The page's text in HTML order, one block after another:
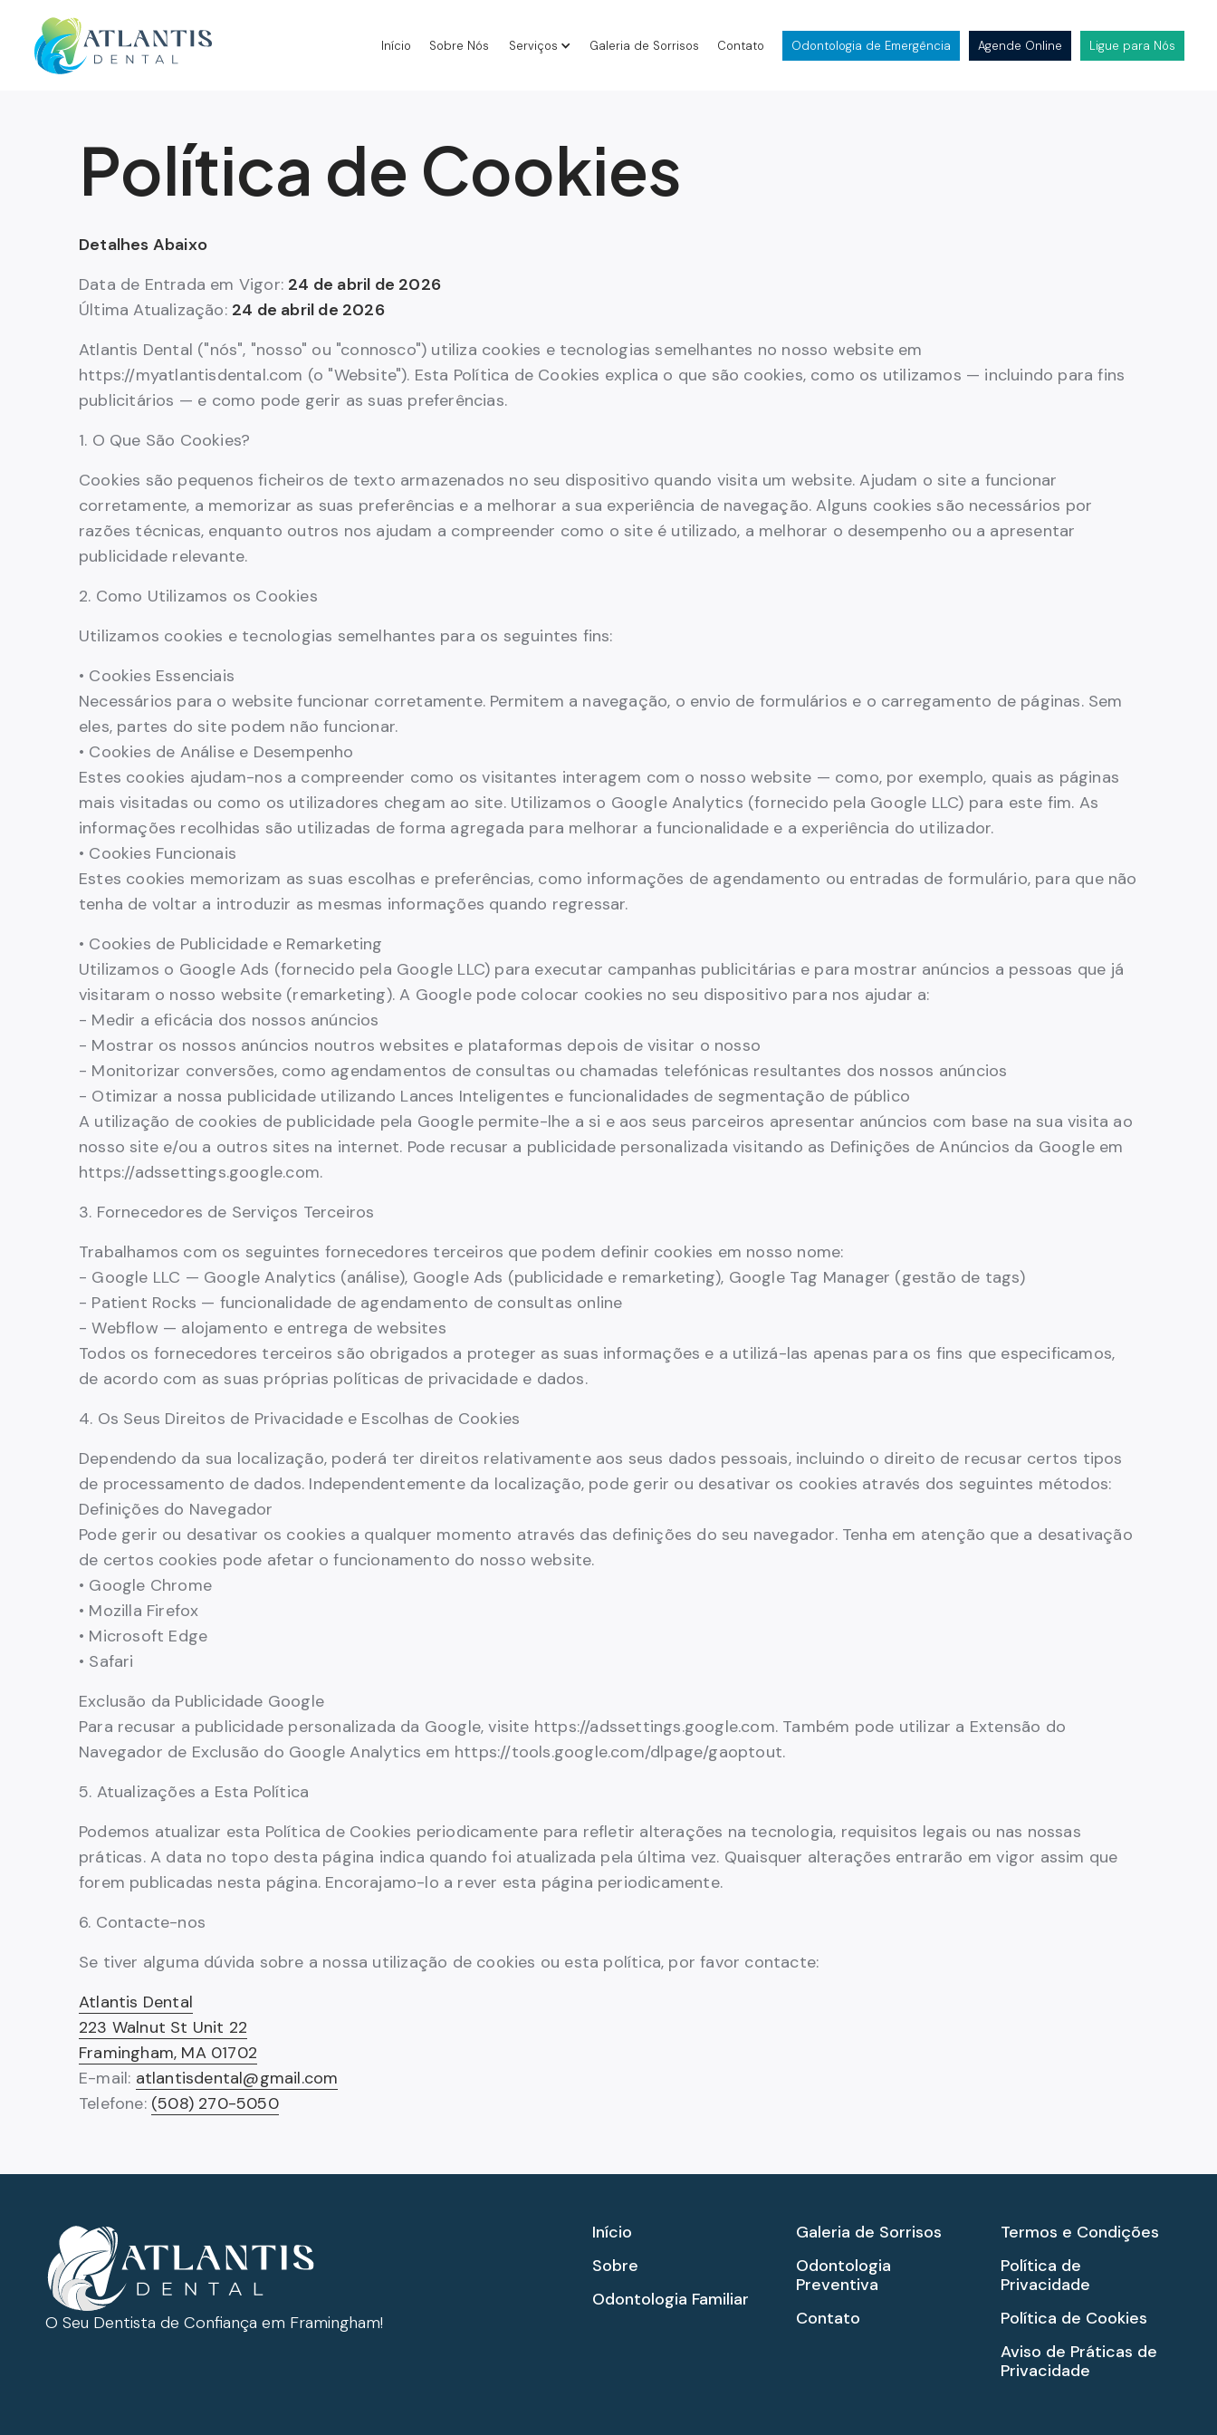
Início Sobre Nós Serviços Galeria de Sorrisos Contato Odontologia de Emergência Agende Online Ligue para Nós
Política de Cookies
Detalhes Abaixo
Data de Entrada em Vigor: 24 de abril de 2026
Última Atualização: 24 de abril de 2026
Atlantis Dental ("nós", "nosso" ou "connosco") utiliza cookies e tecnologias semelhantes no nosso website em
https://myatlantisdental.com (o "Website"). Esta Política de Cookies explica o que são cookies, como os utilizamos — incluindo para fins
publicitários — e como pode gerir as suas preferências.
1. O Que São Cookies?
Cookies são pequenos ficheiros de texto armazenados no seu dispositivo quando visita um website. Ajudam o site a funcionar
corretamente, a memorizar as suas preferências e a melhorar a sua experiência de navegação. Alguns cookies são necessários por
razões técnicas, enquanto outros nos ajudam a compreender como o site é utilizado, a melhorar o desempenho ou a apresentar
publicidade relevante.
2. Como Utilizamos os Cookies
Utilizamos cookies e tecnologias semelhantes para os seguintes fins:
• Cookies Essenciais
Necessários para o website funcionar corretamente. Permitem a navegação, o envio de formulários e o carregamento de páginas. Sem
eles, partes do site podem não funcionar.
• Cookies de Análise e Desempenho
Estes cookies ajudam-nos a compreender como os visitantes interagem com o nosso website — como, por exemplo, quais as páginas
mais visitadas ou como os utilizadores chegam ao site. Utilizamos o Google Analytics (fornecido pela Google LLC) para este fim. As
informações recolhidas são utilizadas de forma agregada para melhorar a funcionalidade e a experiência do utilizador.
• Cookies Funcionais
Estes cookies memorizam as suas escolhas e preferências, como informações de agendamento ou entradas de formulário, para que não
tenha de voltar a introduzir as mesmas informações quando regressar.
• Cookies de Publicidade e Remarketing
Utilizamos o Google Ads (fornecido pela Google LLC) para executar campanhas publicitárias e para mostrar anúncios a pessoas que já
visitaram o nosso website (remarketing). A Google pode colocar cookies no seu dispositivo para nos ajudar a:
- Medir a eficácia dos nossos anúncios
- Mostrar os nossos anúncios noutros websites e plataformas depois de visitar o nosso
- Monitorizar conversões, como agendamentos de consultas ou chamadas telefónicas resultantes dos nossos anúncios
- Otimizar a nossa publicidade utilizando Lances Inteligentes e funcionalidades de segmentação de público
A utilização de cookies de publicidade pela Google permite-lhe a si e aos seus parceiros apresentar anúncios com base na sua visita ao
nosso site e/ou a outros sites na internet. Pode recusar a publicidade personalizada visitando as Definições de Anúncios da Google em
https://adssettings.google.com.
3. Fornecedores de Serviços Terceiros
Trabalhamos com os seguintes fornecedores terceiros que podem definir cookies em nosso nome:
- Google LLC — Google Analytics (análise), Google Ads (publicidade e remarketing), Google Tag Manager (gestão de tags)
- Patient Rocks — funcionalidade de agendamento de consultas online
- Webflow — alojamento e entrega de websites
Todos os fornecedores terceiros são obrigados a proteger as suas informações e a utilizá-las apenas para os fins que especificamos,
de acordo com as suas próprias políticas de privacidade e dados.
4. Os Seus Direitos de Privacidade e Escolhas de Cookies
Dependendo da sua localização, poderá ter direitos relativamente aos seus dados pessoais, incluindo o direito de recusar certos tipos
de processamento de dados. Independentemente da localização, pode gerir ou desativar os cookies através dos seguintes métodos:
Definições do Navegador
Pode gerir ou desativar os cookies a qualquer momento através das definições do seu navegador. Tenha em atenção que a desativação
de certos cookies pode afetar o funcionamento do nosso website.
• Google Chrome
• Mozilla Firefox
• Microsoft Edge
• Safari
Exclusão da Publicidade Google
Para recusar a publicidade personalizada da Google, visite https://adssettings.google.com. Também pode utilizar a Extensão do
Navegador de Exclusão do Google Analytics em https://tools.google.com/dlpage/gaoptout.
5. Atualizações a Esta Política
Podemos atualizar esta Política de Cookies periodicamente para refletir alterações na tecnologia, requisitos legais ou nas nossas
práticas. A data no topo desta página indica quando foi atualizada pela última vez. Quaisquer alterações entrarão em vigor assim que
forem publicadas nesta página. Encorajamo-lo a rever esta página periodicamente.
6. Contacte-nos
Se tiver alguma dúvida sobre a nossa utilização de cookies ou esta política, por favor contacte:
Atlantis Dental
223 Walnut St Unit 22
Framingham, MA 01702
E-mail: atlantisdental@gmail.com
Telefone: (508) 270-5050
O Seu Dentista de Confiança em Framingham!
Início
Sobre
Odontologia Familiar
Galeria de Sorrisos
Odontologia
Preventiva
Contato
Termos e Condições
Política de
Privacidade
Política de Cookies
Aviso de Práticas de
Privacidade